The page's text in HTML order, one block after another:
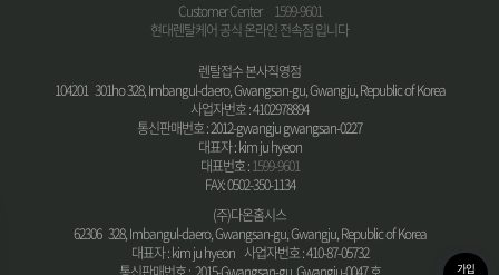
Customer Center 1599-9601
현대렌탈케어 공식 온라인 전속점 입니다
렌탈접수 본사직영점
104201 301ho 328, Imbangul-daero, Gwangsan-gu, Gwangju, Republic of Korea
사업자번호 : 4102978894
통신판매번호 : 2012-gwangju gwangsan-0227
대표자 : kim ju hyeon
대표번호 :1599-9601
FAX: 0502-350-1134
(주)다온홈시스
62306 328, Imbangul-daero, Gwangsan-gu, Gwangju, Republic of Korea
대표자 : kim ju hyeon 사업자번호 : 410-87-05732
가입